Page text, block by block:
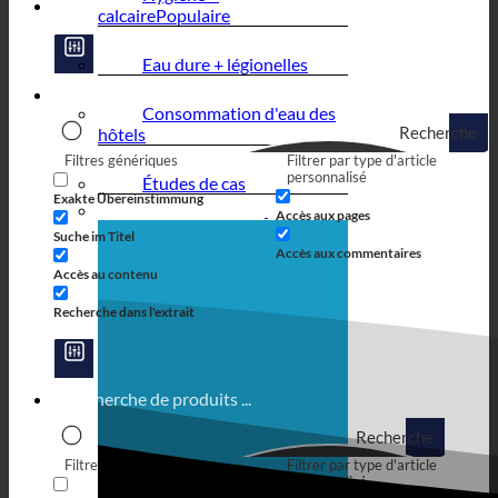
Recherche
Filtres génériques
Exakte Übereinstimmung
Suche im Titel
Accès au contenu
Recherche dans l'extrait
Filtrer par type d'article
personnalisé
Accès aux pages
Accès aux commentaires
Recherche
Filtres génériques
Filtrer par type d'article
personnalisé
calcaire
Eau dure + légionelles
Consommation d'eau des
hôtels
Études de cas